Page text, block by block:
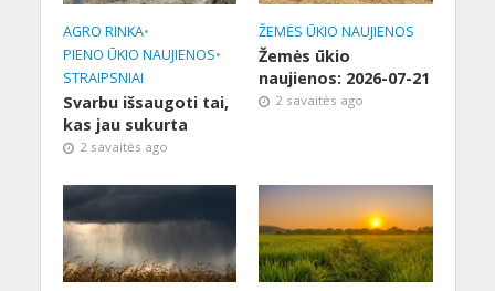
AGRO RINKA•
PIENO ŪKIO NAUJIENOS•
STRAIPSNIAI
Svarbu išsaugoti tai,
kas jau sukurta
2 savaitės ago
ŽEMĖS ŪKIO NAUJIENOS
Žemės ūkio
naujienos: 2026-07-21
2 savaitės ago